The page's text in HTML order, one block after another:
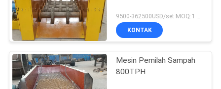
KONTAK
Mesin Pemilah Sampah
800TPH